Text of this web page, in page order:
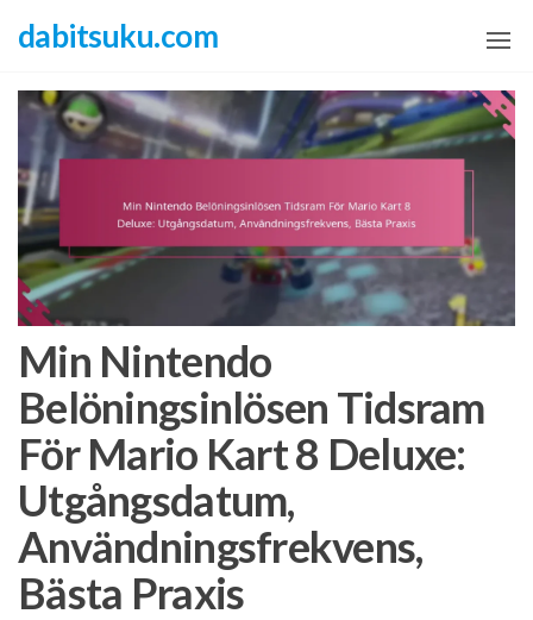
content
dabitsuku.com
Min Nintendo
Belöningsinlösen Tidsram
För Mario Kart 8 Deluxe:
Utgångsdatum,
Användningsfrekvens,
Bästa Praxis